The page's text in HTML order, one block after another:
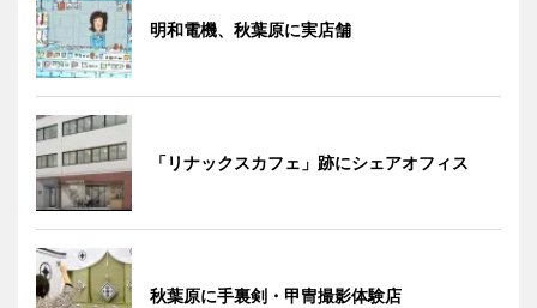
明和電機、秋葉原に実店舗
「リナックスカフェ」跡にシェアオフィス
秋葉原に手裏剣・甲冑撮影体験店